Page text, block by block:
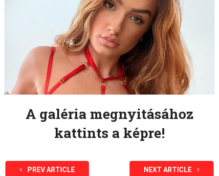
A galéria megnyitásához
kattints a képre!
PREV ARTICLE NEXT ARTICLE